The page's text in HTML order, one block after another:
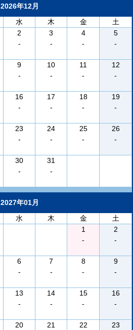
2026年12月
水 木 金
土
2
-
3
-
4
-
5
-
9
-
10
-
11
-
12
-
16
-
17
-
18
-
19
-
23
-
24
-
25
-
26
-
30
-
31
-
2027年01月
水 木 金
土
1
-
2
-
6
-
7
-
8
-
9
-
13
-
14
-
15
-
16
-
20
21
22
23